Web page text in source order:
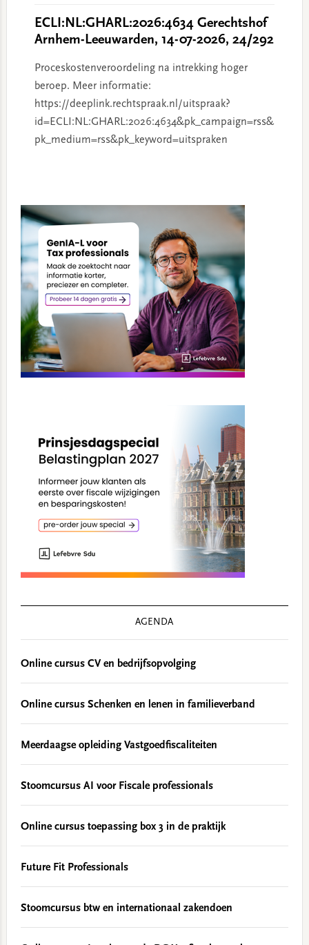
ECLI:NL:GHARL:2026:4634 Gerechtshof
Arnhem-Leeuwarden, 14-07-2026, 24/292
Proceskostenveroordeling na intrekking hoger
beroep. Meer informatie:
https://deeplink.rechtspraak.nl/uitspraak?
id=ECLI:NL:GHARL:2026:4634&pk_campaign=rss&
pk_medium=rss&pk_keyword=uitspraken
Sidebar
AGENDA
Online cursus CV en bedrijfsopvolging
Online cursus Schenken en lenen in familieverband
Meerdaagse opleiding Vastgoedfiscaliteiten
Stoomcursus AI voor Fiscale professionals
Online cursus toepassing box 3 in de praktijk
Future Fit Professionals
Stoomcursus btw en internationaal zakendoen